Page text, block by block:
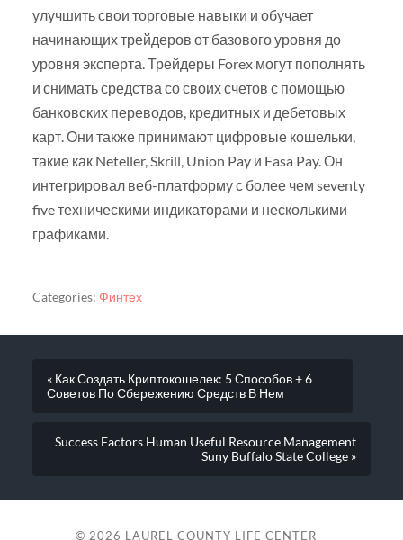
улучшить свои торговые навыки и обучает
начинающих трейдеров от базового уровня до
уровня эксперта. Трейдеры Forex могут пополнять
и снимать средства со своих счетов с помощью
банковских переводов, кредитных и дебетовых
карт. Они также принимают цифровые кошельки,
такие как Neteller, Skrill, Union Pay и Fasa Pay. Он
интегрировал веб-платформу с более чем seventy
five техническими индикаторами и несколькими
графиками.
Categories: Финтех
« Как Создать Криптокошелек: 5 Способов + 6
Советов По Сбережению Средств В Нем
Success Factors Human Useful Resource Management
Suny Buffalo State College »
© 2026 LAUREL COUNTY LIFE CENTER –